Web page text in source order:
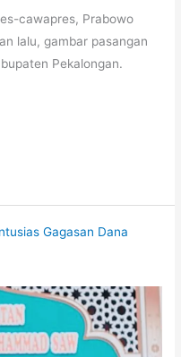
cawapres, Prabowo
lalu, gambar pasangan
Pekalongan.
Gagasan Dana